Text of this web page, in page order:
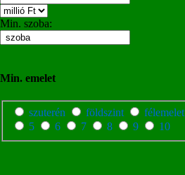
Min. szoba:
Min. emelet
szuterén földszint félemelet
5
6 7 8 9 10